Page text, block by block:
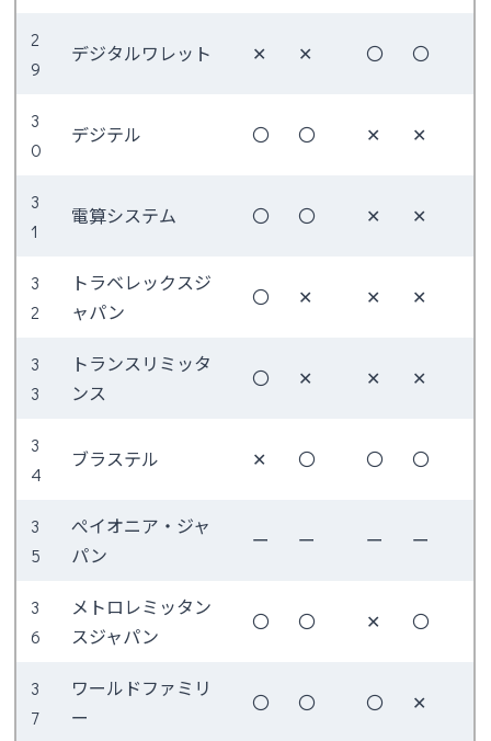
2
9
デジタルワレット ✕ ✕ 〇 〇
3
0
デジテル 〇 〇 ✕ ✕
3
1
電算システム 〇 〇 ✕ ✕
3
2
トラベレックスジ
ャパン
〇 ✕ ✕ ✕
3
3
トランスリミッタ
ンス
〇 ✕ ✕ ✕
3
4
ブラステル ✕ 〇 〇 〇
3
5
ぺイオニア・ジャ
パン
ー ー ー ー
3
6
メトロレミッタン
スジャパン
〇 〇 ✕ 〇
3
7
ワールドファミリ
ー
〇 〇 〇 ✕